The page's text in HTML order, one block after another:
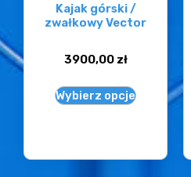
Kajak górski /
zwałkowy Vector
3900,00 zł
Wybierz opcje